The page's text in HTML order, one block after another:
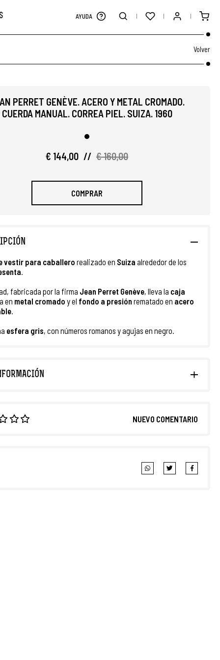
AYUDA
Volver
PERRET GENÈVE. ACERO Y METAL CROMADO.
CUERDA MANUAL. CORREA PIEL. SUIZA. 1960
€ 144,00 // € 160,00
COMPRAR
vestir para caballero realizado en Suiza alrededor de los
.
fabricada por la firma Jean Perret Genève, lleva la caja
en metal cromado y el fondo a presión rematado en acero
.
esfera gris, con números romanos y agujas en negro.
NUEVO COMENTARIO